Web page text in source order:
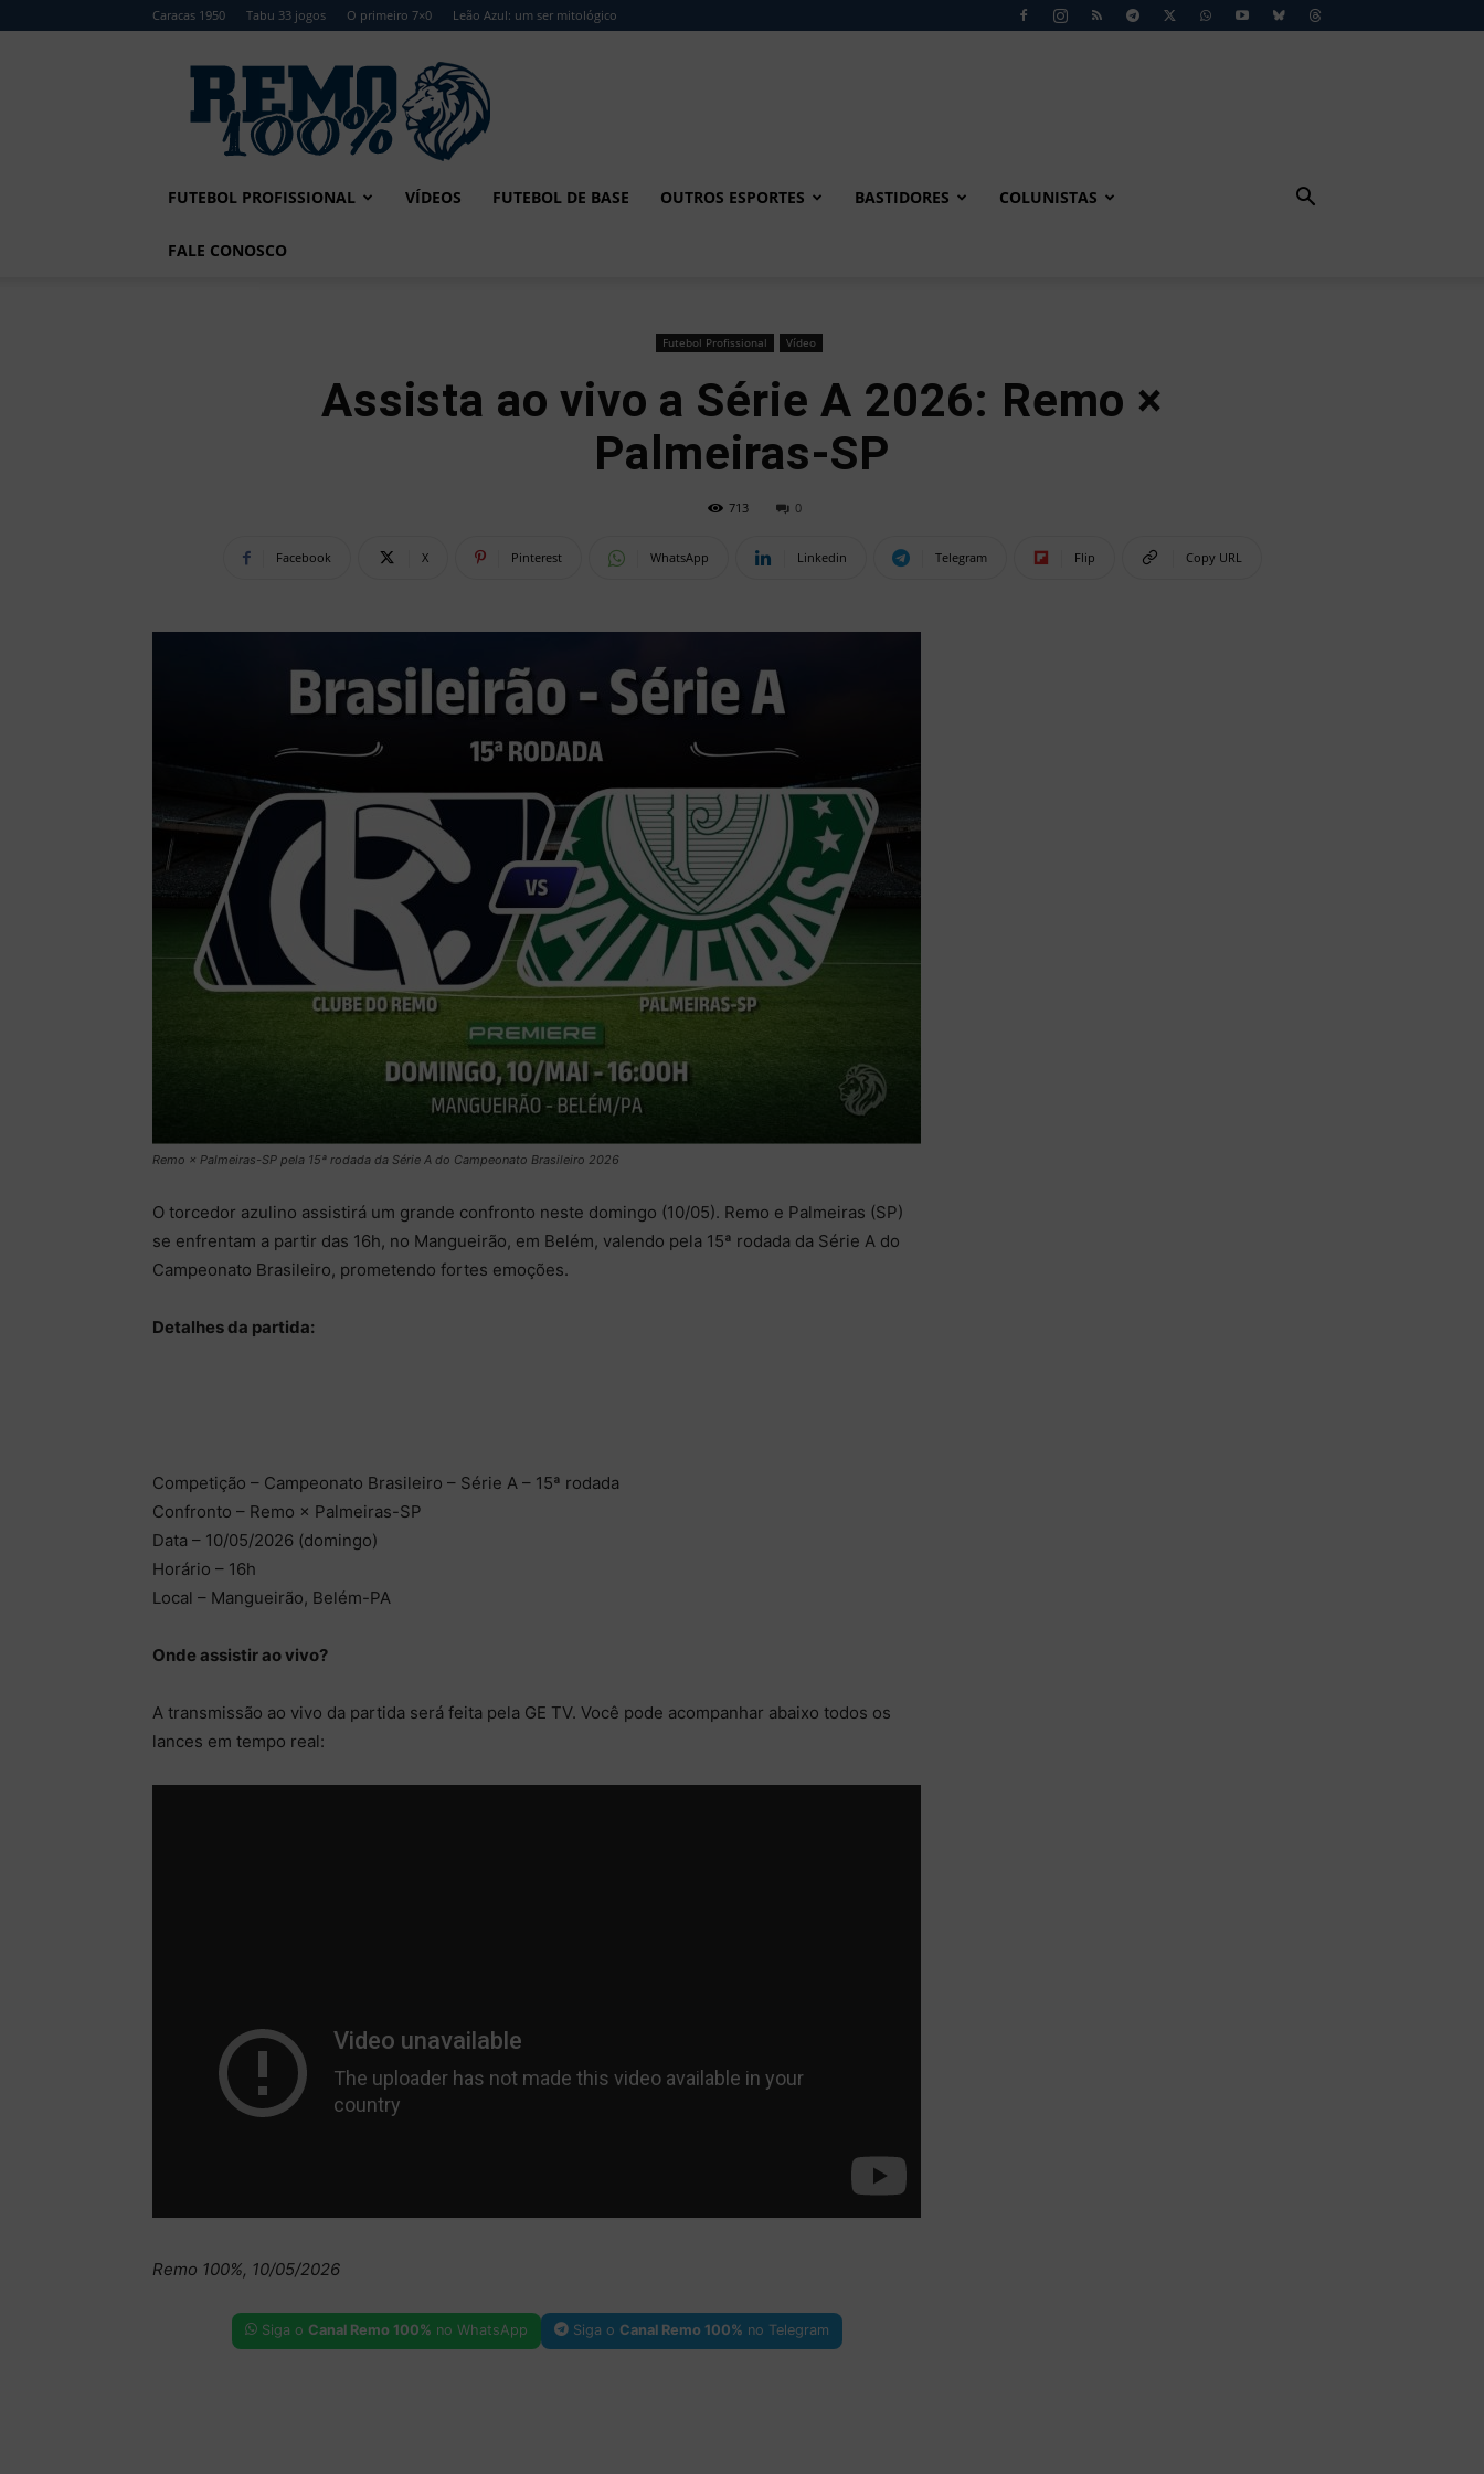
Caracas 1950 Tabu 33 jogos O primeiro 7×0 Leão Azul: um ser mitológico
Remo
FUTEBOL PROFISSIONAL VÍDEOS FUTEBOL DE BASE OUTROS ESPORTES BASTIDORES COLUNISTAS
FALE CONOSCO
Futebol Profissional Vídeo
Assista ao vivo a Série A 2026: Remo ×
Palmeiras-SP
713 0
Facebook X Pinterest WhatsApp Linkedin Telegram Flip Copy URL
Remo × Palmeiras-SP pela 15ª rodada da Série A do Campeonato Brasileiro 2026
O torcedor azulino assistirá um grande confronto neste domingo (10/05). Remo e Palmeiras (SP)
se enfrentam a partir das 16h, no Mangueirão, em Belém, valendo pela 15ª rodada da Série A do
Campeonato Brasileiro, prometendo fortes emoções.
Detalhes da partida:
Competição – Campeonato Brasileiro – Série A – 15ª rodada
Confronto – Remo × Palmeiras-SP
Data – 10/05/2026 (domingo)
Horário – 16h
Local – Mangueirão, Belém-PA
Onde assistir ao vivo?
A transmissão ao vivo da partida será feita pela GE TV. Você pode acompanhar abaixo todos os
lances em tempo real:
Remo 100%, 10/05/2026
Siga o Canal Remo 100% no WhatsApp Siga o Canal Remo 100% no Telegram